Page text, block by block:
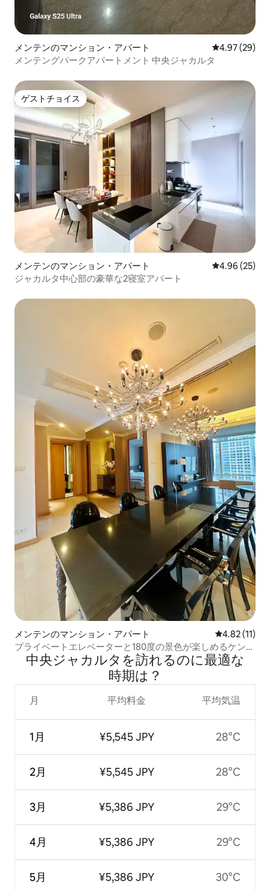
メンテンのマンション・アパート レビュー29
4.97 (29)
メンテングパークアパートメント 中央ジャカルタ
ゲストチョイス
ゲストチョイス
メンテンのマンション・アパート レビュー25
4.96 (25)
ジャカルタ中心部の豪華な2寝室アパート
メンテンのマンション・アパート レビュー11
4.82 (11)
プライベートエレベーターと180度の景色が楽しめるケンピ
ンスキー
中央ジャカルタを訪⁠れ⁠るの⁠に最⁠適⁠な
時⁠期⁠は⁠？
月
1月
2月
3月
4月
5月
平均料金
¥5,545 JPY
¥5,545 JPY
¥5,386 JPY
¥5,386 JPY
¥5,386 JPY
平均気温
28°C
28°C
29°C
29°C
30°C